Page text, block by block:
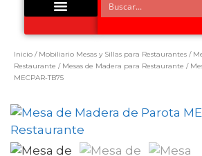
Inicio / Mobiliario Mesas y Sillas para Restaurantes /
Restaurante / Mesas de Madera para Restaurante /
MECPAR-TB75